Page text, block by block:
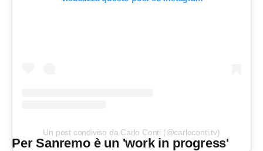
Un post condiviso da Carlo Conti (@carloconti.tv)
Per Sanremo è un 'work in progress'